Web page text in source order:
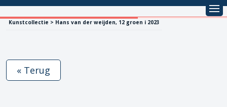
Kunstcollectie > Hans van der weijden, 12 groen i 2023
« Terug